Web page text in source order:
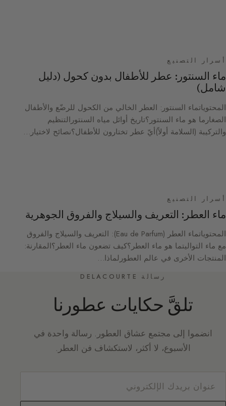
أسرار التصنيع
ماء السنتور: عطر للأطفال بدون كحول (دليل
شامل)
المحتوياتماء السنتور: العطر الخالي من الكحول للرضّع والأطفال
الصغارما هو ماء السنتور؟تاريخ أوائل مياه السنتورالتنظيم
والتركيبة (السلامة أولاً)أيّ عطر تختارون للأطفال؟نصائح لاختيار…
أسرار التصنيع
ماء العطر: التعريف والسيلاج والفروق الجوهرية
المحتوياتماء العطر (Eau de Parfum): التعريف والسيلاج والفروق
مع ماء التواليتما هو ماء العطر؟كيف تضعون ماء العطر؟المقارنة:
المنتجات الأخرى في عالم العطورلماذا…
رسالة DELACOURTE
تلقَّ حكايات عطورنا
انضموا إلى مجتمع عشاق العطور. رسالة واحدة في
الأسبوع، لا أكثر، لاستكشاف فن العطر.